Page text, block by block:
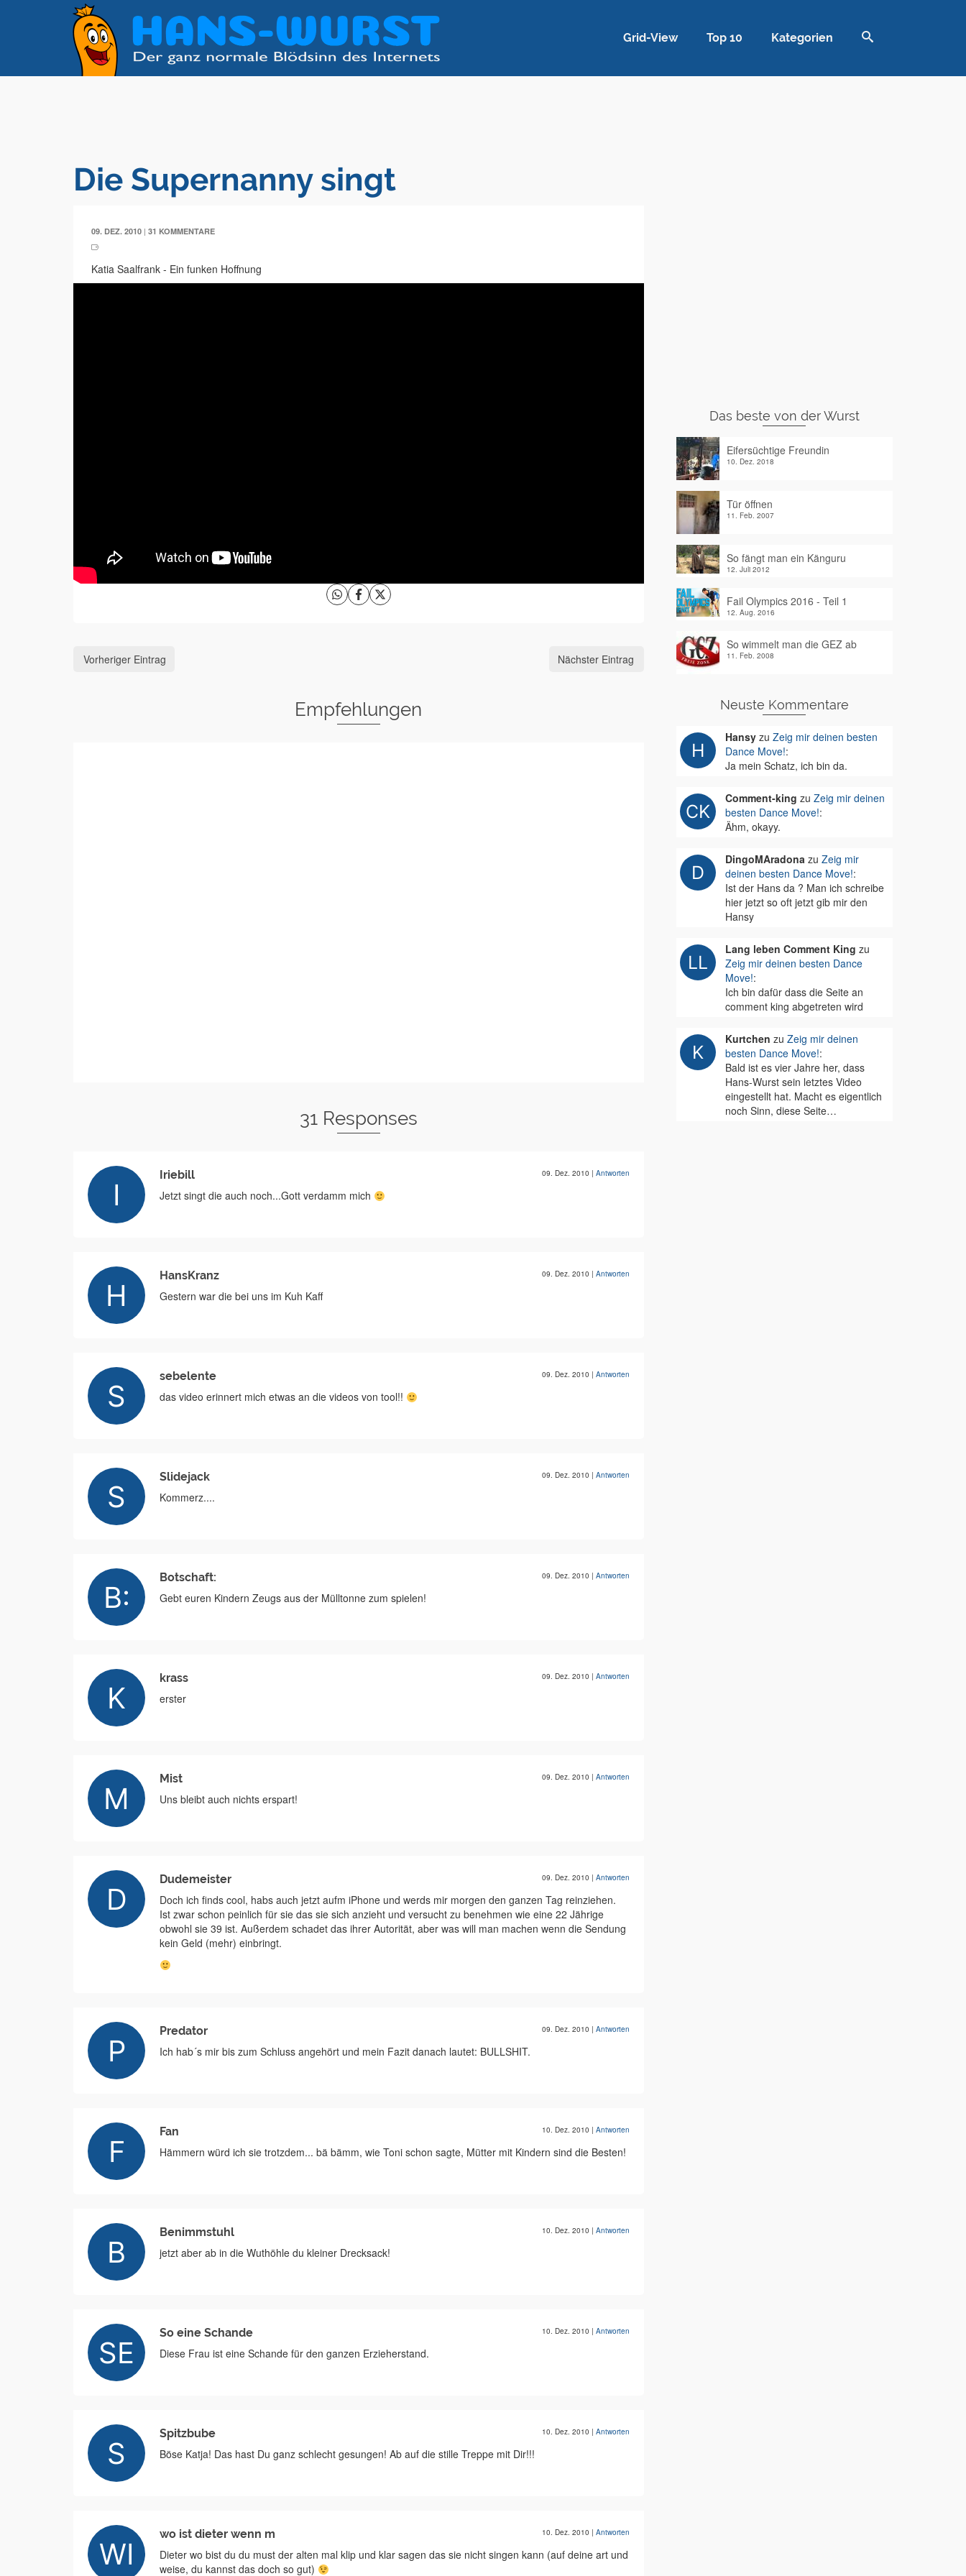
Grid-View Top 10 Kategorien
Die Supernanny singt
09. DEZ. 2010 | 31 KOMMENTARE
Katia Saalfrank - Ein funken Hoffnung
Vorheriger Eintrag Nächster Eintrag
Empfehlungen
31 Responses
Iriebill 09. Dez. 2010 | Antworten
Jetzt singt die auch noch...Gott verdamm mich
HansKranz 09. Dez. 2010 | Antworten
Gestern war die bei uns im Kuh Kaff
sebelente 09. Dez. 2010 | Antworten
das video erinnert mich etwas an die videos von tool!!
Slidejack 09. Dez. 2010 | Antworten
Kommerz....
Botschaft: 09. Dez. 2010 | Antworten
Gebt euren Kindern Zeugs aus der Mülltonne zum spielen!
krass 09. Dez. 2010 | Antworten
erster
Mist 09. Dez. 2010 | Antworten
Uns bleibt auch nichts erspart!
Dudemeister 09. Dez. 2010 | Antworten
Doch ich finds cool, habs auch jetzt aufm iPhone und werds mir morgen den ganzen Tag reinziehen.
Ist zwar schon peinlich für sie das sie sich anzieht und versucht zu benehmen wie eine 22 Jährige
obwohl sie 39 ist. Außerdem schadet das ihrer Autorität, aber was will man machen wenn die Sendung
kein Geld (mehr) einbringt.
Predator 09. Dez. 2010 | Antworten
Ich hab´s mir bis zum Schluss angehört und mein Fazit danach lautet: BULLSHIT.
Fan 10. Dez. 2010 | Antworten
Hämmern würd ich sie trotzdem... bä bämm, wie Toni schon sagte, Mütter mit Kindern sind die Besten!
Benimmstuhl 10. Dez. 2010 | Antworten
jetzt aber ab in die Wuthöhle du kleiner Drecksack!
So eine Schande 10. Dez. 2010 | Antworten
Diese Frau ist eine Schande für den ganzen Erzieherstand.
Spitzbube 10. Dez. 2010 | Antworten
Böse Katja! Das hast Du ganz schlecht gesungen! Ab auf die stille Treppe mit Dir!!!
wo ist dieter wenn m 10. Dez. 2010 | Antworten
Dieter wo bist du du must der alten mal klip und klar sagen das sie nicht singen kann (auf deine art und
weise, du kannst das doch so gut)
Das beste von der Wurst
Eifersüchtige Freundin
10. Dez. 2018
Tür öffnen
11. Feb. 2007
So fängt man ein Känguru
12. Juli 2012
Fail Olympics 2016 - Teil 1
12. Aug. 2016
So wimmelt man die GEZ ab
11. Feb. 2008
Neuste Kommentare
Hansyzu Zeig mir deinen besten
Dance Move!:
Ja mein Schatz, ich bin da.
Comment-king zu Zeig mir deinen
besten Dance Move!:
Ähm, okayy.
DingoMAradonazu Zeig mir
deinen besten Dance Move!:
Ist der Hans da ? Man ich schreibe
hier jetzt so oft jetzt gib mir den
Hansy
Lang leben Comment King zu
Zeig mir deinen besten Dance
Move!:
Ich bin dafür dass die Seite an
comment king abgetreten wird
Kurtchen zu Zeig mir deinen
besten Dance Move!:
Bald ist es vier Jahre her, dass
Hans-Wurst sein letztes Video
eingestellt hat. Macht es eigentlich
noch Sinn, diese Seite…